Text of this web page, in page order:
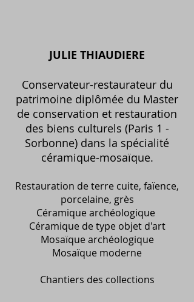
JULIE THIAUDIERE
Conservateur-restaurateur du
patrimoine diplômée du Master
de conservation et restauration
des biens culturels (Paris 1 -
Sorbonne) dans la spécialité
céramique-mosaïque.
Restauration de terre cuite, faïence,
porcelaine, grès
Céramique archéologique
Céramique de type objet d'art
Mosaïque archéologique
Mosaïque moderne
Chantiers des collections